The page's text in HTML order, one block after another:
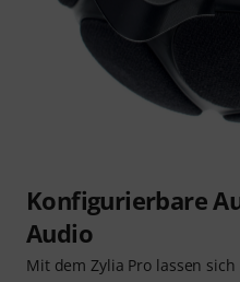
Konfigurierbare
Audio
Mit dem Zylia Pro lassen